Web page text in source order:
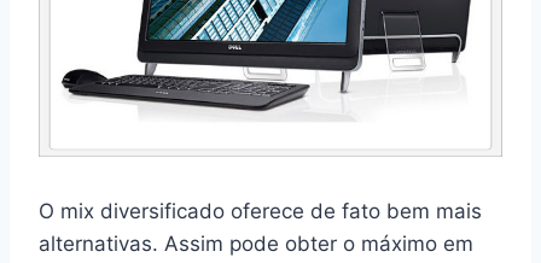
O mix diversificado oferece de fato bem mais
alternativas. Assim pode obter o máximo em